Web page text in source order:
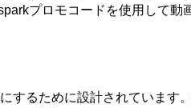
プロモコードを使用して動
するために設計されています